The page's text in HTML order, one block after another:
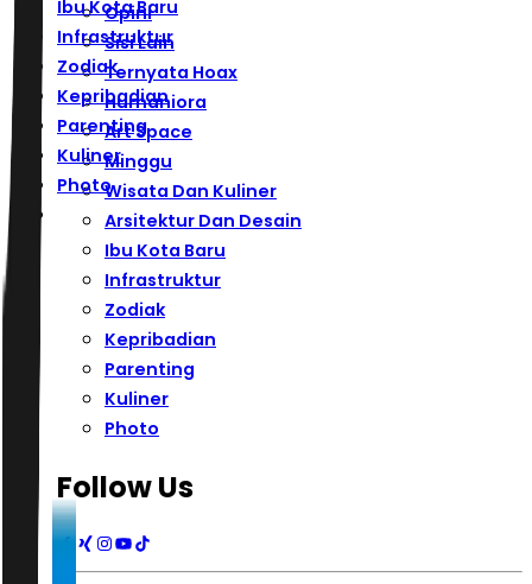
Ibu Kota Baru
Infrastruktur
Zodiak
Kepribadian
Parenting
Kuliner
Photo
Opini
Sisi Lain
Ternyata Hoax
Humaniora
Art Space
Minggu
Wisata Dan Kuliner
Arsitektur Dan Desain
Ibu Kota Baru
Infrastruktur
Zodiak
Kepribadian
Parenting
Kuliner
Photo
Follow Us